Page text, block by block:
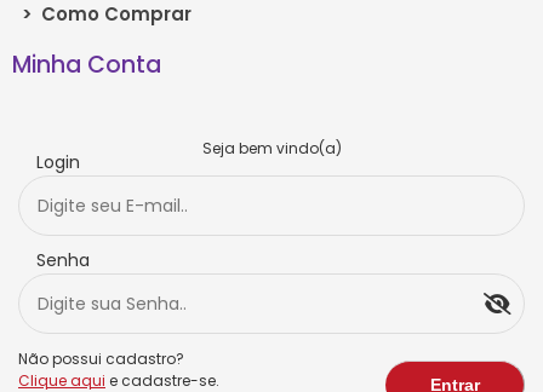
> Como Comprar
Minha Conta
Seja bem vindo(a)
Login
Senha
Não possui cadastro?
Clique aqui e cadastre-se.